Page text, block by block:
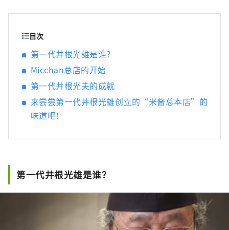
目次
第一代井根光雄是谁？
Micchan总店的开始
第一代井根光夫的成就
来尝尝第一代井根光雄创立的“米酱总本店”的
味道吧！
第一代井根光雄是谁？